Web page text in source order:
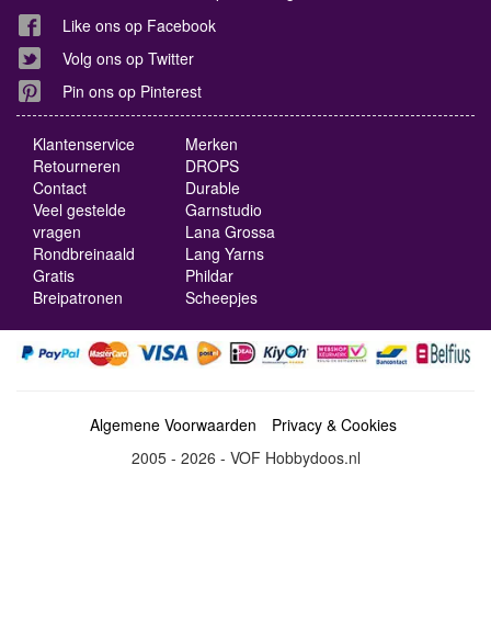
Like ons op Facebook
Volg ons op Twitter
Pin ons op Pinterest
Klantenservice
Retourneren
Contact
Veel gestelde
vragen
Rondbreinaald
Gratis
Breipatronen
Merken
DROPS
Durable
Garnstudio
Lana Grossa
Lang Yarns
Phildar
Scheepjes
Algemene Voorwaarden
Privacy & Cookies
2005 - 2026 - VOF Hobbydoos.nl